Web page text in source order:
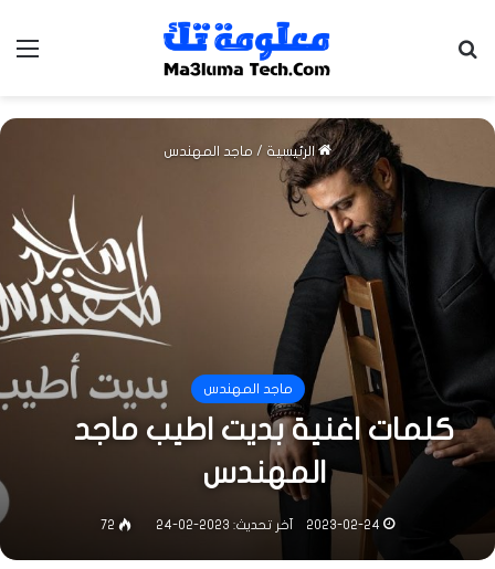
الرئيسية / ماجد المهندس
ماجد المهندس
كلمات اغنية بديت اطيب ماجد
المهندس
2023-02-24 آخر تحديث: 2023-02-24 72